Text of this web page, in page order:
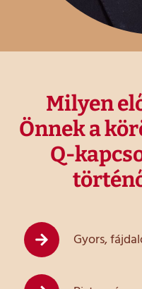
Milyen
Önnek a
Q-
Gyors,